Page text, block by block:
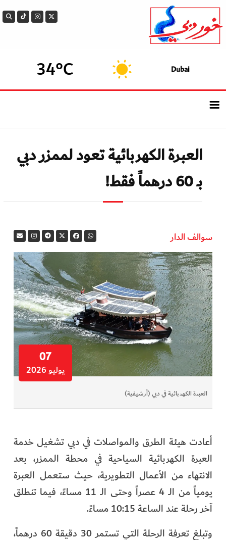
Dubai
34°C
الرئيسيــة
أحدث الأخبار
سوالف الدار
في المرمى
وثائقيات الخور
فن وثقافة
كوكب دبي
تقارير الخور
فيديو
أبناء الديرة
الفرجان
تكنولوجيا
من العالم
العبرة الكهربائية تعود لممزر دبي
بـ 60 درهماً فقط!
سوالف الدار
07
يوليو 2026
العبرة الكهربائية في دبي (أرشيفية)
أعادت هيئة الطرق والمواصلات في دبي تشغيل خدمة
العبرة الكهربائية السياحية في محطة الممزر، بعد
الانتهاء من الأعمال التطويرية، حيث ستعمل العبرة
يومياً من الـ 4 عصراً وحتى الـ 11 مساءً، فيما تنطلق
آخر رحلة عند الساعة 10:15 مساءً.
وتبلغ تعرفة الرحلة التي تستمر 30 دقيقة 60 درهماً،